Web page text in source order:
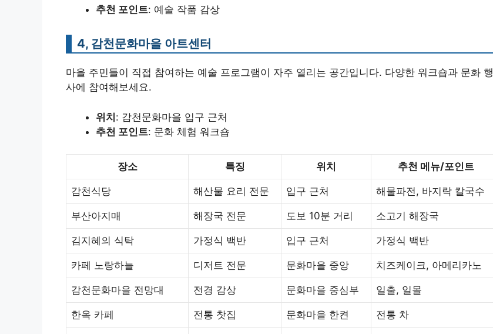
추천 포인트: 예술 작품 감상
4, 감천문화마을 아트센터
마을 주민들이 직접 참여하는 예술 프로그램이 자주 열리는 공간입니다. 다양한 워크숍과 문화 행
사에 참여해보세요.
위치: 감천문화마을 입구 근처
추천 포인트: 문화 체험 워크숍
장소 특징 위치 추천 메뉴/포인트
감천식당 해산물 요리 전문 입구 근처 해물파전, 바지락 칼국수
부산아지매 해장국 전문 도보 10분 거리 소고기 해장국
김지혜의 식탁 가정식 백반 입구 근처 가정식 백반
카페 노랑하늘 디저트 전문 문화마을 중앙 치즈케이크, 아메리카노
감천문화마을 전망대 전경 감상 문화마을 중심부 일출, 일몰
한옥 카페 전통 찻집 문화마을 한켠 전통 차